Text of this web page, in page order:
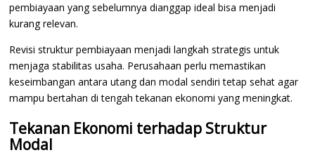
pembiayaan yang sebelumnya dianggap ideal bisa menjadi
kurang relevan.
Revisi struktur pembiayaan menjadi langkah strategis untuk
menjaga stabilitas usaha. Perusahaan perlu memastikan
keseimbangan antara utang dan modal sendiri tetap sehat agar
mampu bertahan di tengah tekanan ekonomi yang meningkat.
Tekanan Ekonomi terhadap Struktur
Modal